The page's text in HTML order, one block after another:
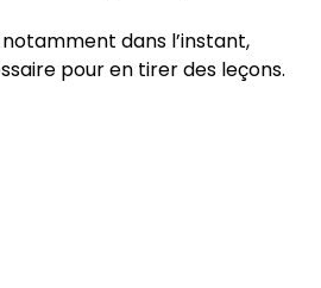
dans l’instant,
pour en tirer des leçons.